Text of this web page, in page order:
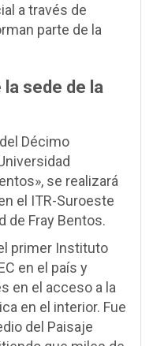
a través de
parte de la
sede de la
Décimo
se realizará
el ITR-Suroeste
de Fray Bentos.
primer Instituto
en el país y
en el acceso a la
en el interior. Fue
del Paisaje